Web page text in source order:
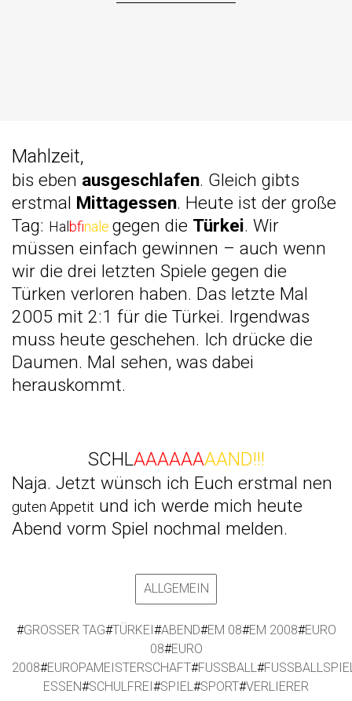
Mahlzeit,
bis eben ausgeschlafen. Gleich gibts
erstmal Mittagessen. Heute ist der große
Tag: Halbfinale gegen die Türkei. Wir
müssen einfach gewinnen – auch wenn
wir die drei letzten Spiele gegen die
Türken verloren haben. Das letzte Mal
2005 mit 2:1 für die Türkei. Irgendwas
muss heute geschehen. Ich drücke die
Daumen. Mal sehen, was dabei
herauskommt.
SCHLAAAAAAAAND!!!
Naja. Jetzt wünsch ich Euch erstmal nen
guten Appetit und ich werde mich heute
Abend vorm Spiel nochmal melden.
ALLGEMEIN
#GROSSER TAG #TÜRKEI#ABEND#EM 08#EM 2008#EURO
08#EURO
2008#EUROPAMEISTERSCHAFT#FUSSBALL#
ESSEN#SCHULFREI#SPIEL#SPORT#VERLIERER